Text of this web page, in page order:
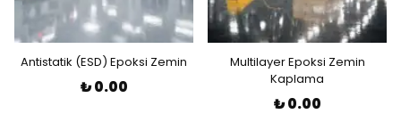
Antistatik (ESD) Epoksi Zemin
₺ 0.00
Multilayer Epoksi Zemin
Kaplama
₺ 0.00